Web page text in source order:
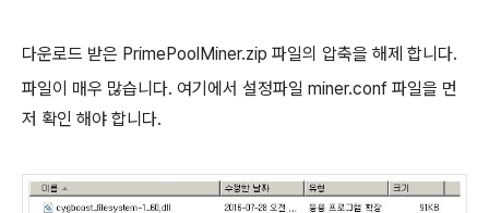
다운로드 받은 PrimePoolMiner.zip 파일의 압축을 해제 합니다.
파일이 매우 많습니다. 여기에서 설정파일 miner.conf 파일을 먼
저 확인 해야 합니다.